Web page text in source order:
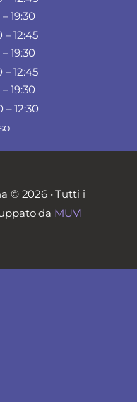
19:30
– 12:45
19:30
– 12:45
19:30
– 12:30
© 2026 • Tutti i
da MUVI